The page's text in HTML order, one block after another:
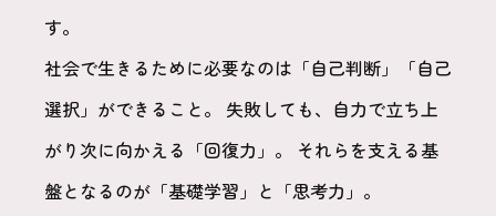
す。
社会で生きるために必要なのは「自己判断」「自己
選択」ができること。
失敗しても、自力で立ち上
がり次に向かえる「回復力」。
それらを支える基
盤となるのが「基礎学習」と「思考力」。